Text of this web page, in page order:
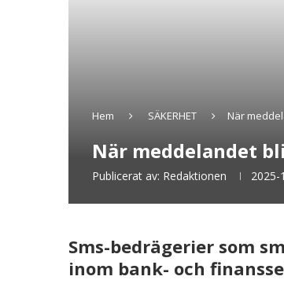
Hem SÄKERHET När
När meddelandet
Publicerat av: Redaktionen 2025-
Sms-bedrägerier som
inom bank- och